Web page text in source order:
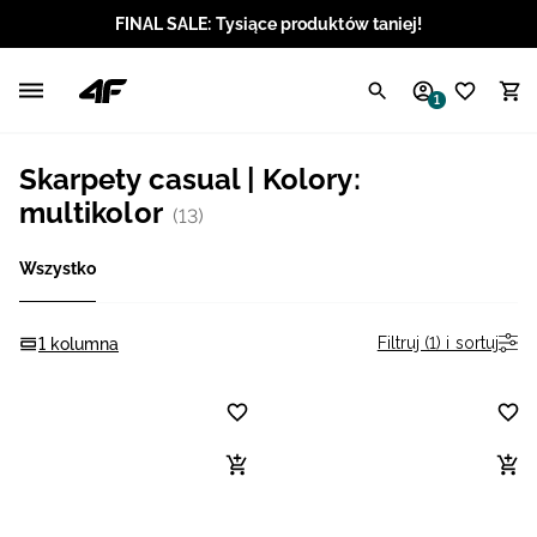
FINAL SALE: Tysiące produktów taniej!
1
Skarpety casual | Kolory:
multikolor (13)
Wszystko
1 kolumna Filtruj (1) i sortuj
Angielski / USD